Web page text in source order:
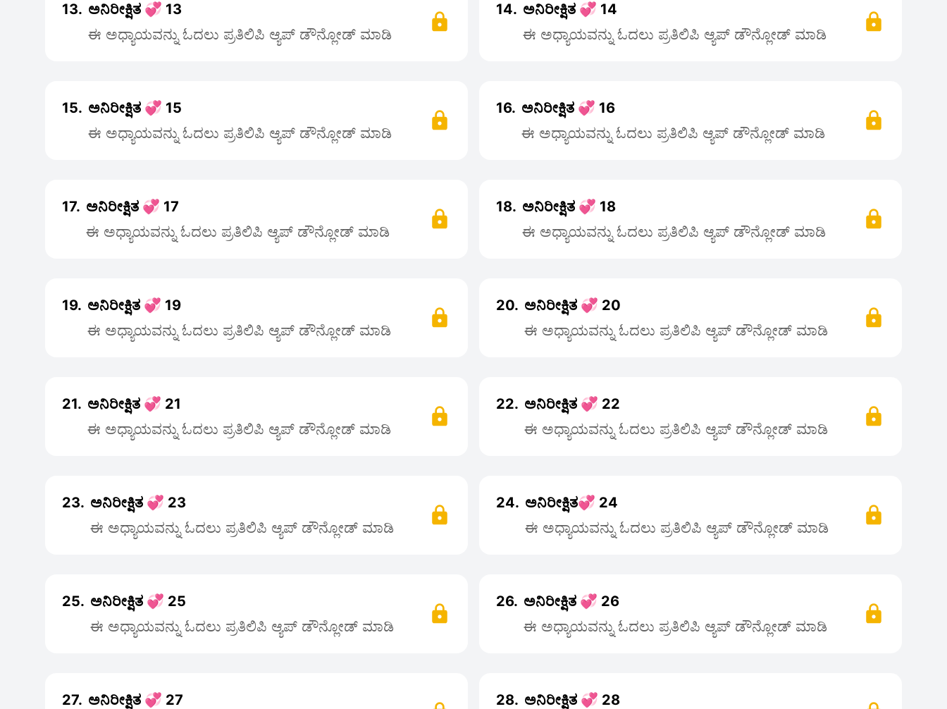
13. ಅನಿರೀಕ್ಷಿತ 💞 13
ಈ ಅಧ್ಯಾಯವನ್ನು ಓದಲು ಪ್ರತಿಲಿಪಿ ಆ್ಯಪ್ ಡೌನ್ಲೋಡ್ ಮಾಡಿ
14. ಅನಿರೀಕ್ಷಿತ 💞 14
ಈ ಅಧ್ಯಾಯವನ್ನು ಓದಲು ಪ್ರತಿಲಿಪಿ ಆ್ಯಪ್ ಡೌನ್ಲೋಡ್ ಮಾಡಿ
15. ಅನಿರೀಕ್ಷಿತ 💞 15
ಈ ಅಧ್ಯಾಯವನ್ನು ಓದಲು ಪ್ರತಿಲಿಪಿ ಆ್ಯಪ್ ಡೌನ್ಲೋಡ್ ಮಾಡಿ
16. ಅನಿರೀಕ್ಷಿತ 💞 16
ಈ ಅಧ್ಯಾಯವನ್ನು ಓದಲು ಪ್ರತಿಲಿಪಿ ಆ್ಯಪ್ ಡೌನ್ಲೋಡ್ ಮಾಡಿ
17. ಅನಿರೀಕ್ಷಿತ 💞 17
ಈ ಅಧ್ಯಾಯವನ್ನು ಓದಲು ಪ್ರತಿಲಿಪಿ ಆ್ಯಪ್ ಡೌನ್ಲೋಡ್ ಮಾಡಿ
18. ಅನಿರೀಕ್ಷಿತ 💞 18
ಈ ಅಧ್ಯಾಯವನ್ನು ಓದಲು ಪ್ರತಿಲಿಪಿ ಆ್ಯಪ್ ಡೌನ್ಲೋಡ್ ಮಾಡಿ
19. ಅನಿರೀಕ್ಷಿತ 💞 19
ಈ ಅಧ್ಯಾಯವನ್ನು ಓದಲು ಪ್ರತಿಲಿಪಿ ಆ್ಯಪ್ ಡೌನ್ಲೋಡ್ ಮಾಡಿ
20. ಅನಿರೀಕ್ಷಿತ 💞 20
ಈ ಅಧ್ಯಾಯವನ್ನು ಓದಲು ಪ್ರತಿಲಿಪಿ ಆ್ಯಪ್ ಡೌನ್ಲೋಡ್ ಮಾಡಿ
21. ಅನಿರೀಕ್ಷಿತ 💞 21
ಈ ಅಧ್ಯಾಯವನ್ನು ಓದಲು ಪ್ರತಿಲಿಪಿ ಆ್ಯಪ್ ಡೌನ್ಲೋಡ್ ಮಾಡಿ
22. ಅನಿರೀಕ್ಷಿತ 💞 22
ಈ ಅಧ್ಯಾಯವನ್ನು ಓದಲು ಪ್ರತಿಲಿಪಿ ಆ್ಯಪ್ ಡೌನ್ಲೋಡ್ ಮಾಡಿ
23. ಅನಿರೀಕ್ಷಿತ 💞 23
ಈ ಅಧ್ಯಾಯವನ್ನು ಓದಲು ಪ್ರತಿಲಿಪಿ ಆ್ಯಪ್ ಡೌನ್ಲೋಡ್ ಮಾಡಿ
24. ಅನಿರೀಕ್ಷಿತ💞 24
ಈ ಅಧ್ಯಾಯವನ್ನು ಓದಲು ಪ್ರತಿಲಿಪಿ ಆ್ಯಪ್ ಡೌನ್ಲೋಡ್ ಮಾಡಿ
25. ಅನಿರೀಕ್ಷಿತ 💞 25
ಈ ಅಧ್ಯಾಯವನ್ನು ಓದಲು ಪ್ರತಿಲಿಪಿ ಆ್ಯಪ್ ಡೌನ್ಲೋಡ್ ಮಾಡಿ
26. ಅನಿರೀಕ್ಷಿತ 💞 26
ಈ ಅಧ್ಯಾಯವನ್ನು ಓದಲು ಪ್ರತಿಲಿಪಿ ಆ್ಯಪ್ ಡೌನ್ಲೋಡ್ ಮಾಡಿ
27. ಅನಿರೀಕ್ಷಿತ 💞 27
28. ಅನಿರೀಕ್ಷಿತ 💞 28